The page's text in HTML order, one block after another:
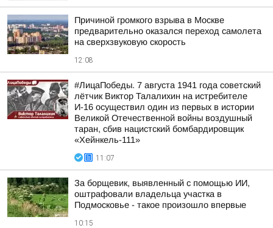
Причиной громкого взрыва в Москве
предварительно оказался переход самолета
на сверхзвуковую скорость
12:08
#ЛицаПобеды. 7 августа 1941 года советский
лётчик Виктор Талалихин на истребителе
И-16 осуществил один из первых в истории
Великой Отечественной войны воздушный
таран, сбив нацистский бомбардировщик
«Хейнкель-111»
11:07
За борщевик, выявленный с помощью ИИ,
оштрафовали владельца участка в
Подмосковье - такое произошло впервые
10:15